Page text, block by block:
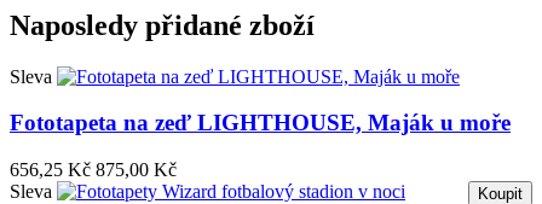
Naposledy přidané zboží
Sleva
Fototapeta na zeď LIGHTHOUSE, Maják u moře
656,25 Kč 875,00 Kč
Koupit
Sleva